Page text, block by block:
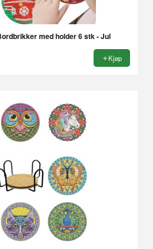
med holder 6 stk - Jul
Kjøp